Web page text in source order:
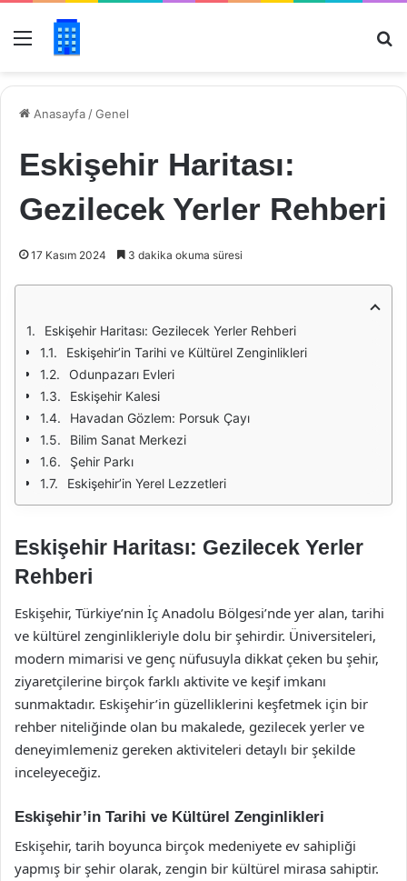
Menü
Anasayfa /Genel
Eskişehir Haritası:
Gezilecek Yerler Rehberi
17 Kasım 2024 3 dakika okuma süresi
Eskişehir Haritası: Gezilecek Yerler Rehberi
Eskişehir’in Tarihi ve Kültürel Zenginlikleri
Odunpazarı Evleri
Eskişehir Kalesi
Havadan Gözlem: Porsuk Çayı
Bilim Sanat Merkezi
Şehir Parkı
Eskişehir’in Yerel Lezzetleri
Eskişehir Haritası: Gezilecek Yerler
Rehberi
Eskişehir, Türkiye’nin İç Anadolu Bölgesi’nde yer alan, tarihi
ve kültürel zenginlikleriyle dolu bir şehirdir. Üniversiteleri,
modern mimarisi ve genç nüfusuyla dikkat çeken bu şehir,
ziyaretçilerine birçok farklı aktivite ve keşif imkanı
sunmaktadır. Eskişehir’in güzelliklerini keşfetmek için bir
rehber niteliğinde olan bu makalede, gezilecek yerler ve
deneyimlemeniz gereken aktiviteleri detaylı bir şekilde
inceleyeceğiz.
Eskişehir’in Tarihi ve Kültürel Zenginlikleri
Eskişehir, tarih boyunca birçok medeniyete ev sahipliği
yapmış bir şehir olarak, zengin bir kültürel mirasa sahiptir.